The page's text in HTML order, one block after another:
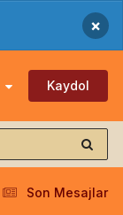
×
Kaydol
Son Mesajlar